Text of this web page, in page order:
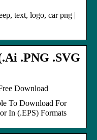
text, logo, car png |
.PNG .SVG
Download
To Download For
In (.EPS) Formats